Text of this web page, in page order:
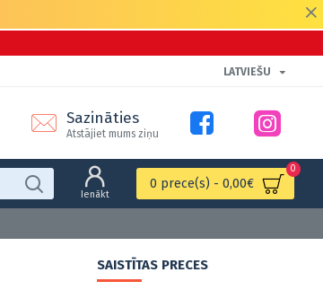
LATVIEŠU
Sazināties
Atstājiet mums ziņu
Ienākt
0 prece(s) - 0,00€
0
SAISTĪTAS PRECES